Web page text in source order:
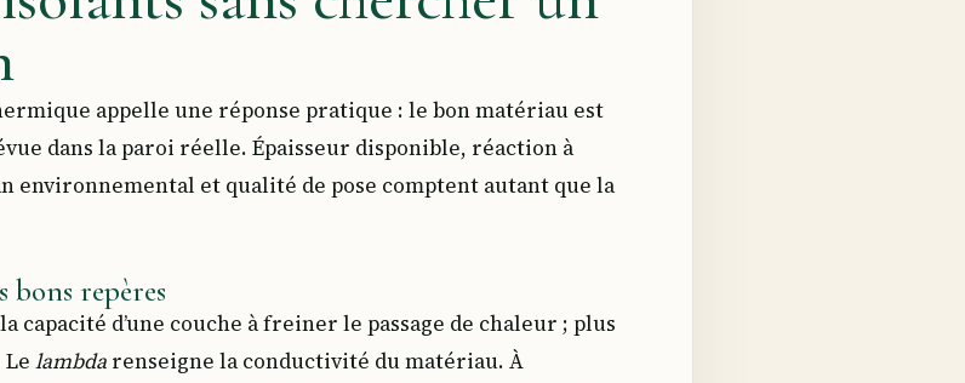
appelle une réponse pratique : le bon matériau est
dans la paroi réelle. Épaisseur disponible, réaction à
environnemental et qualité de pose comptent autant que la
bons repères
capacité d’une couche à freiner le passage de chaleur ; plus
lambda renseigne la conductivité du matériau. À